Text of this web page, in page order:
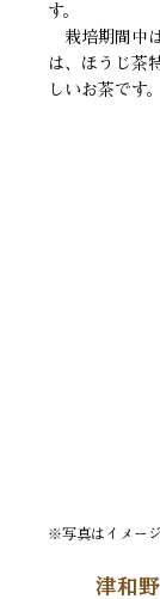
す。
栽培期間中
は、ほうじ茶
しいお茶です
※写真はイメージ
津和